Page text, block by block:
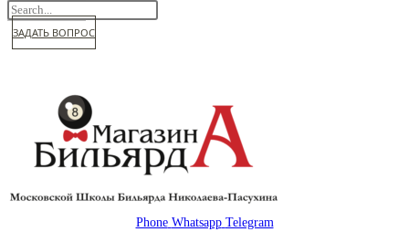
ЗАДАТЬ ВОПРОС
Phone Whatsapp Telegram